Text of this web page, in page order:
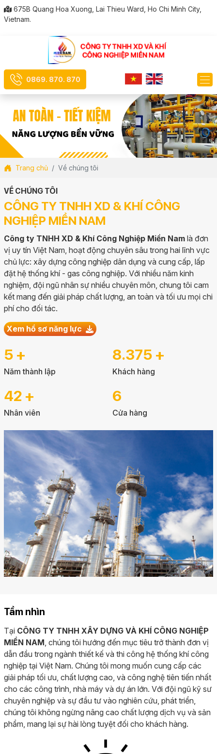
675B Quang Hoa Xuong, Lai Thieu Ward, Ho Chi Minh City,
Vietnam.
0869. 870. 870
Trang chủ Về chúng tôi
VỀ CHÚNG TÔI
CÔNG TY TNHH XD & KHÍ CÔNG
NGHIỆP MIỀN NAM
Công ty TNHH XD & Khí Công Nghiệp Miền Nam là đơn
vị uy tín Việt Nam, hoạt động chuyên sâu trong hai lĩnh vực
chủ lực: xây dựng công nghiệp dân dụng và cung cấp, lấp
đặt hệ thống khí - gas công nghiệp. Với nhiều năm kinh
nghiệm, đội ngũ nhân sự nhiều chuyên môn, chung tôi cam
kết mang đến giải pháp chất lượng, an toàn và tối ưu mọi chi
phí cho đối tác.
Xem hồ sơ năng lực
6 +
Năm thành lập
10.000+
Khách hàng
50 +
Nhân viên
7
Cửa hàng
Tầm nhìn
Tại CÔNG TY TNHH XÂY DỰNG VÀ KHÍ CÔNG NGHIỆP
MIỀN NAM, chúng tôi hướng đến mục tiêu trở thành đơn vị
dẫn đầu trong ngành thiết kế và thi công hệ thống khí công
nghiệp tại Việt Nam. Chúng tôi mong muốn cung cấp các
giải pháp tối ưu, chất lượng cao, và công nghệ tiên tiến nhất
cho các công trình, nhà máy và dự án lớn. Với đội ngũ kỹ sư
chuyên nghiệp và sự đầu tư vào nghiên cứu, phát triển,
chúng tôi không ngừng nâng cao chất lượng dịch vụ và sản
phẩm, mang lại sự hài lòng tuyệt đối cho khách hàng.